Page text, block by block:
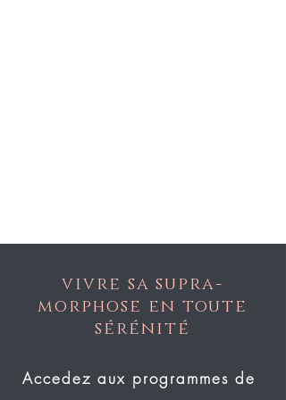
vivre sa supra-
morphose en toute
sérénité
Accedez aux programmes de